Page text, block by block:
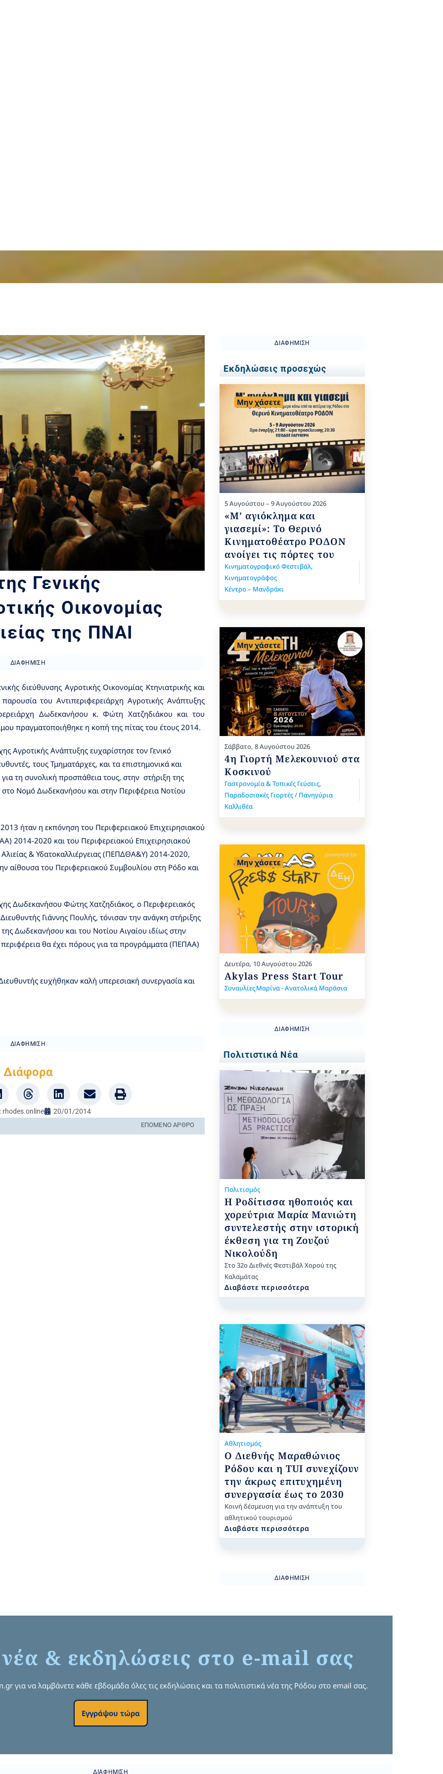
Γενικής
Οικονομίας
της ΠΝΑΙ
ΔΙΑΦΉΜΙΣΗ
διεύθυνσης Αγροτικής Οικονομίας Κτηνιατρικής και
του Αντιπεριφερειάρχη Αγροτικής Ανάπτυξης
Δωδεκανήσου κ. Φώτη Χατζηδιάκου και του
πραγματοποιήθηκε η κοπή της πίτας του έτους 2014.
Αγροτικής Ανάπτυξης ευχαρίστησε τον Γενικό
τους Τμηματάρχες, και τα επιστημονικά και
για τη συνολική προσπάθεια τους, στην στήριξη της
στο Νομό Δωδεκανήσου και στην Περιφέρεια Νοτίου
ήταν η εκπόνηση του Περιφερειακού Επιχειρησιακού
2014-2020 και του Περιφερειακού Επιχειρησιακού
& Υδατοκαλλιέργειας (ΠΕΠΔΘΑ&Υ) 2014-2020,
αίθουσα του Περιφερειακού Συμβουλίου στη Ρόδο και
Δωδεκανήσου Φώτης Χατζηδιάκος, ο Περιφερειακός
Γιάννης Πουλής, τόνισαν την ανάγκη στήριξης
Δωδεκανήσου και του Νοτίου Αιγαίου ιδίως στην
θα έχει πόρους για τα προγράμματα (ΠΕΠΑΑ)
ευχήθηκαν καλή υπερεσιακή συνεργασία και
ΔΙΑΦΉΜΙΣΗ
Διάφορα
rhodes.online 20/01/2014
ΕΠΌΜΕΝΟ ΆΡΘΡΟ
ΔΙΑΦΉΜΙΣΗ
Εκδηλώσεις προσεχώς
Μην χάσετε
5 Αυγούστου – 9 Αυγούστου 2026
«Μ’ αγιόκλημα και
γιασεμί»: Το Θερινό
Κινηματοθέατρο ΡΟΔΟΝ
ανοίγει τις πόρτες του
Κινηματογραφικό Φεστιβάλ,
Κινηματογράφος
Κέντρο – Μανδράκι
Μην χάσετε
Σάββατο, 8 Αυγούστου 2026
4η Γιορτή Μελεκουνιού στα
Κοσκινού
Γαστρονομία & Τοπικές Γεύσεις,
Παραδοσιακές Γιορτές / Πανηγύρια
Καλλιθέα
Μην χάσετε
Δευτέρα, 10 Αυγούστου 2026
Akylas Press Start Tour
ΣυναυλίεςΜαρίνα - Ανατολικά Μαράσια
ΔΙΑΦΉΜΙΣΗ
Πολιτιστικά Νέα
Πολιτισμός
Η Ροδίτισσα ηθοποιός και
χορεύτρια Μαρία Μανιώτη
συντελεστής στην ιστορική
έκθεση για τη Ζουζού
Νικολούδη
Στο 32ο Διεθνές Φεστιβάλ Χορού της
Καλαμάτας
Διαβάστε περισσότερα
Αθλητισμός
Ο Διεθνής Μαραθώνιος
Ρόδου και η TUI συνεχίζουν
την άκρως επιτυχημένη
συνεργασία έως το 2030
Kοινή δέσμευση για την ανάπτυξη του
αθλητικού τουρισμού
Διαβάστε περισσότερα
ΔΙΑΦΉΜΙΣΗ
νέα & εκδηλώσεις στο e-mail σας
για να λαμβάνετε κάθε εβδομάδα όλες τις εκδηλώσεις και τα πολιτιστικά νέα της Ρόδου στο email σας.
Εγγράψου τώρα
ΔΙΑΦΉΜΙΣΗ